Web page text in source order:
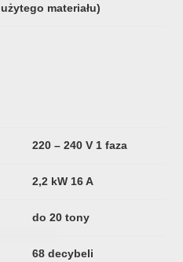
użytego materiału)
220 – 240 V 1 faza
2,2 kW 16 A
do 20 tony
68 decybeli